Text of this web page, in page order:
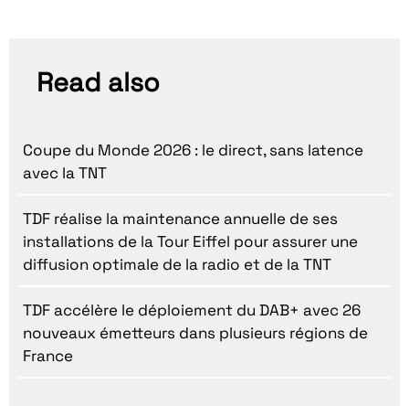
Read also
Coupe du Monde 2026 : le direct, sans latence
avec la TNT
TDF réalise la maintenance annuelle de ses
installations de la Tour Eiffel pour assurer une
diffusion optimale de la radio et de la TNT
TDF accélère le déploiement du DAB+ avec 26
nouveaux émetteurs dans plusieurs régions de
France